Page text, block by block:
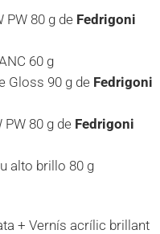
PW 80 g de Fedrigoni
60 g
Gloss 90 g de Fedrigoni
80 g de Fedrigoni
alto brillo 80 g
+ Vernís acrílic brillant